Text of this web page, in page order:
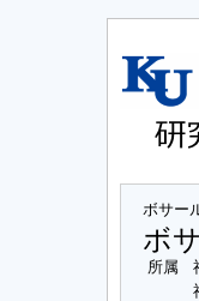
ボサー
ボ
所属